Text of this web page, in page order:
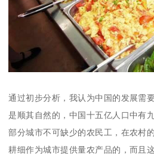
通过初步分析，我认为中国的发展需
是顺其自然的，中国十五亿人口中有
部分城市不可缺少的农民工，在农村
耕细作为城市提供量农产品的，而且